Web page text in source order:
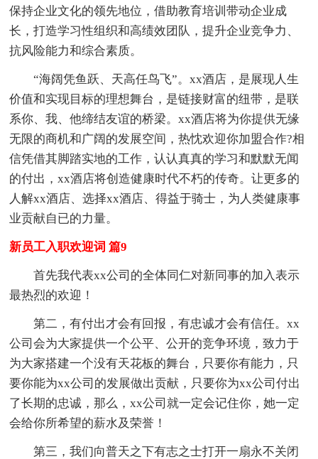
保持企业文化的领先地位，借助教育培训带动企业成
长，打造学习性组织和高绩效团队，提升企业竞争力、
抗风险能力和综合素质。
“海阔凭鱼跃、天高任鸟飞”。xx酒店，是展现人生
价值和实现目标的理想舞台，是链接财富的纽带，是联
系你、我、他缔结友谊的桥梁。xx酒店将为你提供无缘
无限的商机和广阔的发展空间，热忱欢迎你加盟合作?相
信凭借其脚踏实地的工作，认认真真的学习和默默无闻
的付出，xx酒店将创造健康时代不朽的传奇。让更多的
人解xx酒店、选择xx酒店、得益于骑士，为人类健康事
业贡献自已的力量。
新员工入职欢迎词 篇9
首先我代表xx公司的全体同仁对新同事的加入表示
最热烈的欢迎！
第二，有付出才会有回报，有忠诚才会有信任。xx
公司会为大家提供一个公平、公开的竞争环境，致力于
为大家搭建一个没有天花板的舞台，只要你有能力，只
要你能为xx公司的发展做出贡献，只要你为xx公司付出
了长期的忠诚，那么，xx公司就一定会记住你，她一定
会给你所希望的薪水及荣誉！
第三，我们向普天之下有志之士打开一扇永不关闭